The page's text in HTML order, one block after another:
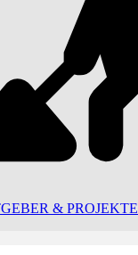
& PROJEKTE